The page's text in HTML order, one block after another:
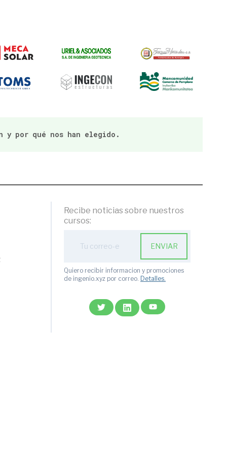
y por qué nos han elegido.
Recibe noticias sobre nuestros
cursos:
ENVIAR
Quiero recibir informacion y promociones
de ingenio.xyz por correo. Detalles.